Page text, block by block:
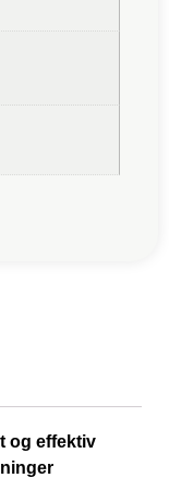
og effektiv